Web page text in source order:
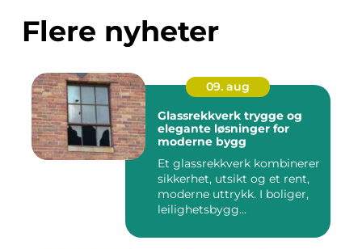
Flere nyheter
09. aug
Glassrekkverk trygge og
elegante løsninger for
moderne bygg
Et glassrekkverk kombinerer
sikkerhet, utsikt og et rent,
moderne uttrykk. I boliger,
leilighetsbygg...